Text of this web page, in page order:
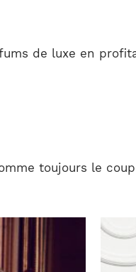
de luxe en
toujours le